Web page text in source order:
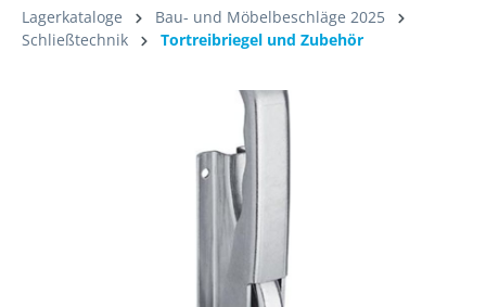
Lagerkataloge
Bau- und Möbelbeschläge 2025
Schließtechnik
Tortreibriegel und Zubehör